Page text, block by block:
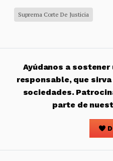
Suprema Corte De Justicia
Ayúdanos a
responsable, que
sociedades.
parte de